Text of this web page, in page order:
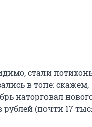
стали
в топе: скажем,
наторговал
(почти 17